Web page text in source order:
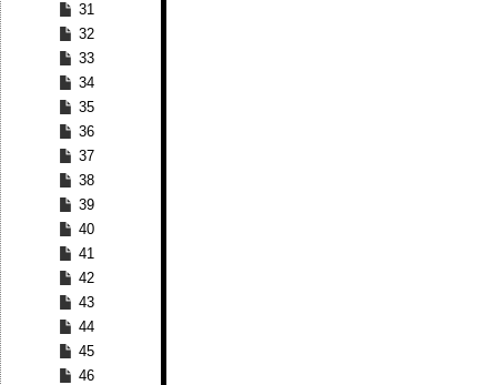
31
32
33
34
35
36
37
38
39
40
41
42
43
44
45
46